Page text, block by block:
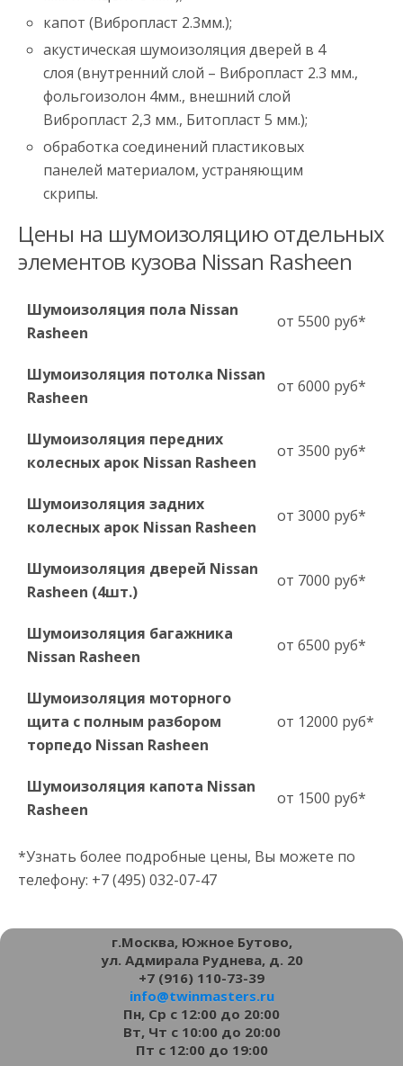
капот (Вибропласт 2.3мм.);
акустическая шумоизоляция дверей в 4
слоя (внутренний слой – Вибропласт 2.3 мм.,
фольгоизолон 4мм., внешний слой
Вибропласт 2,3 мм., Битопласт 5 мм.);
обработка соединений пластиковых
панелей материалом, устраняющим
скрипы.
Цены на шумоизоляцию отдельных
элементов кузова Nissan Rasheen
Шумоизоляция пола Nissan
Rasheen
от 5500 руб*
Шумоизоляция потолка Nissan
Rasheen
от 6000 руб*
Шумоизоляция передних
колесных арок Nissan Rasheen
от 3500 руб*
Шумоизоляция задних
колесных арок Nissan Rasheen
от 3000 руб*
Шумоизоляция дверей Nissan
Rasheen (4шт.)
от 7000 руб*
Шумоизоляция багажника
Nissan Rasheen
от 6500 руб*
Шумоизоляция моторного
щита с полным разбором
торпедо Nissan Rasheen
от 12000 руб*
Шумоизоляция капота Nissan
Rasheen
от 1500 руб*
*Узнать более подробные цены, Вы можете по
телефону: +7 (495) 032-07-47
г.Москва, Южное Бутово,
ул. Адмирала Руднева, д. 20
+7 (916) 110-73-39
info@twinmasters.ru
Пн, Ср с 12:00 до 20:00
Вт, Чт с 10:00 до 20:00
Пт с 12:00 до 19:00